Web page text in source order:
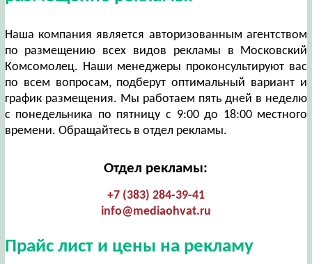
Наша компания является авторизованным агентством
по размещению всех видов рекламы в Московский
Комсомолец. Наши менеджеры проконсультируют вас
по всем вопросам, подберут оптимальный вариант и
график размещения. Мы работаем пять дней в неделю
с понедельника по пятницу с 9:00 до 18:00 местного
времени. Обращайтесь в отдел рекламы.
Отдел рекламы:
+7 (383) 284-39-41
info@mediaohvat.ru
Прайс лист и цены на рекламу